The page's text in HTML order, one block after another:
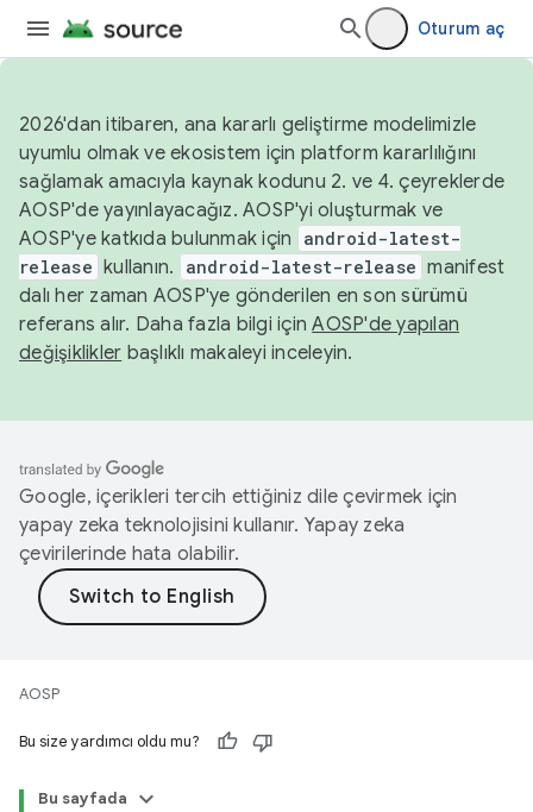
Oturum aç
2026'dan itibaren, ana kararlı geliştirme modelimizle
uyumlu olmak ve ekosistem için platform kararlılığını
sağlamak amacıyla kaynak kodunu 2. ve 4. çeyreklerde
AOSP'de yayınlayacağız. AOSP'yi oluşturmak ve
AOSP'ye katkıda bulunmak için
android-latest-
release kullanın. android-latest-release manifest
dalı her zaman AOSP'ye gönderilen en son sürümü
referans alır. Daha fazla bilgi içinAOSP'de yapılan
değişiklikler başlıklı makaleyi inceleyin.
Google, içerikleri tercih ettiğiniz dile çevirmek için
yapay zeka teknolojisini kullanır. Yapay zeka
çevirilerinde hata olabilir.
AOSP
Bu size yardımcı oldu mu?
Bu sayfada